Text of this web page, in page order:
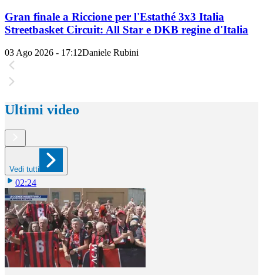
Gran finale a Riccione per l'Estathé 3x3 Italia
Streetbasket Circuit: All Star e DKB regine d'Italia
03 Ago 2026 - 17:12Daniele Rubini
Ultimi video
Vedi tutti
02:24